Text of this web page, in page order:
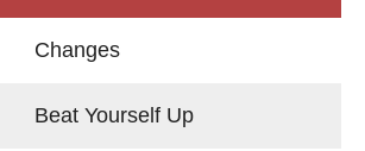
Yourself Up